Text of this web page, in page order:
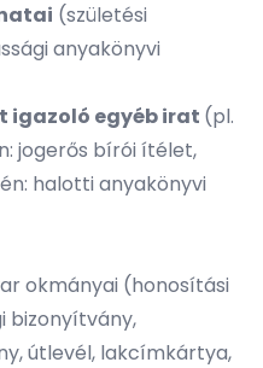
(születési
anyakönyvi
egyéb irat (pl.
jogerős bírói ítélet,
halotti anyakönyvi
okmányai (honosítási
bizonyítvány,
útlevél, lakcímkártya,